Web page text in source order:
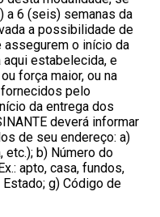
a 6 (seis) semanas da
a possibilidade de
assegurem o início da
estabelecida, e
força maior, ou na
pelo
da entrega dos
deverá informar
de seu endereço: a)
etc.); b) Número do
apto, casa, fundos,
g) Código de